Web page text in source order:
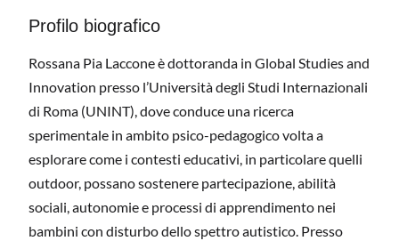
Profilo biografico
Rossana Pia Laccone è dottoranda in Global Studies and
Innovation presso l’Università degli Studi Internazionali
di Roma (UNINT), dove conduce una ricerca
sperimentale in ambito psico-pedagogico volta a
esplorare come i contesti educativi, in particolare quelli
outdoor, possano sostenere partecipazione, abilità
sociali, autonomie e processi di apprendimento nei
bambini con disturbo dello spettro autistico. Presso